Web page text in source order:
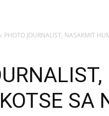
PHOTO JOURNALIST, NASAKMIT
SA